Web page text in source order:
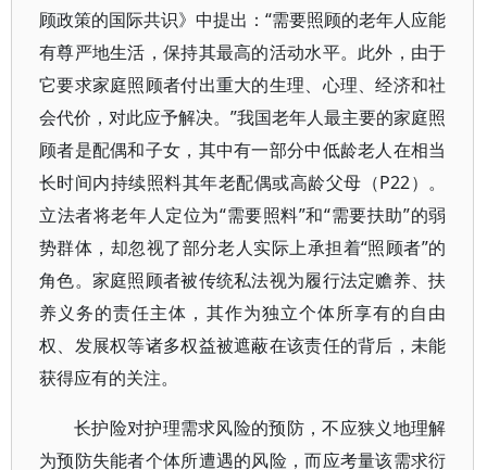
顾政策的国际共识》中提出：“需要照顾的老年人应能
有尊严地生活，保持其最高的活动水平。此外，由于
它要求家庭照顾者付出重大的生理、心理、经济和社
会代价，对此应予解决。”我国老年人最主要的家庭照
顾者是配偶和子女，其中有一部分中低龄老人在相当
长时间内持续照料其年老配偶或高龄父母（P22）。
立法者将老年人定位为“需要照料”和“需要扶助”的弱
势群体，却忽视了部分老人实际上承担着“照顾者”的
角色。家庭照顾者被传统私法视为履行法定赡养、扶
养义务的责任主体，其作为独立个体所享有的自由
权、发展权等诸多权益被遮蔽在该责任的背后，未能
获得应有的关注。
长护险对护理需求风险的预防，不应狭义地理解
为预防失能者个体所遭遇的风险，而应考量该需求衍